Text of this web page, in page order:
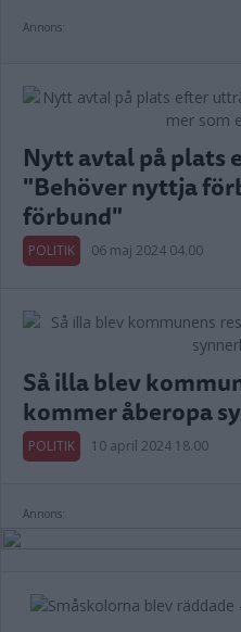
Annons:
Nytt avtal på plats
"Behöver nyttja
förbund"
POLITIK 06 maj 2024 04.00
Så illa blev
kommer åberopa
POLITIK 10 april 2024 18.00
Annons: